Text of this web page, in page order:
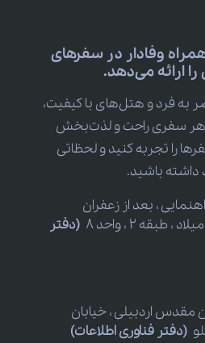
وفادار در سفرهای
ارائه می‌دهد.
به فرد و هتل‌های با کیفیت،
هر سفری راحت و لذت‌بخش
را تجربه کنید و لحظاتی
داشته باشید.
، بعد از زعفران
2 ، واحد 8
(دفتر
مقدس اردبیلی ، خیابان
(دفتر فناوری اطلاعات)